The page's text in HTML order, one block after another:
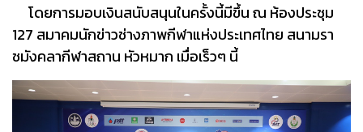
โดยการมอบเงินสนับสนุนในครั้งนี้มีขึ้น ณ ห้องประชุม
127 สมาคมนักข่าวช่างภาพกีฬาแห่งประเทศไทย สนามรา
ชมังคลากีฬาสถาน หัวหมาก เมื่อเร็วๆ นี้